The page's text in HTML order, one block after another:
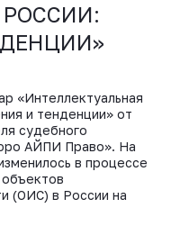
«Интеллектуальная
и тенденции» от
судебного
АЙПИ Право». На
в процессе
(ОИС) в России на